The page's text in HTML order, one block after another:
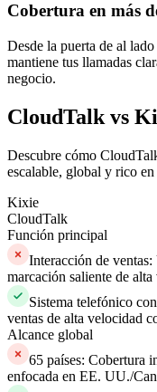
Cobertura en más
Desde la puerta de al
mantiene tus llamadas
negocio.
CloudTalk vs
Descubre cómo
escalable, global y rico
Kixie
CloudTalk
Función principal
Interacción de
marcación saliente de
Sistema telefónico
ventas de alta velocidad
Alcance global
65 países: Cobertura
enfocada en EE. UU./